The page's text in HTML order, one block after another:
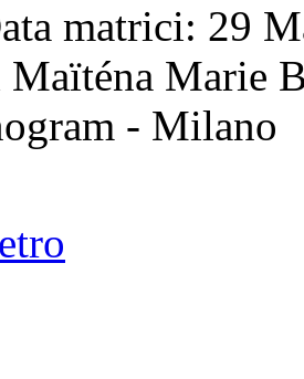
matrici: 29
Maïténa Marie
- Milano